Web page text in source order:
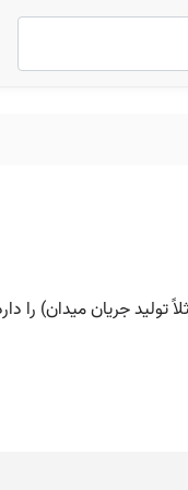
تولید جریان میدان) را